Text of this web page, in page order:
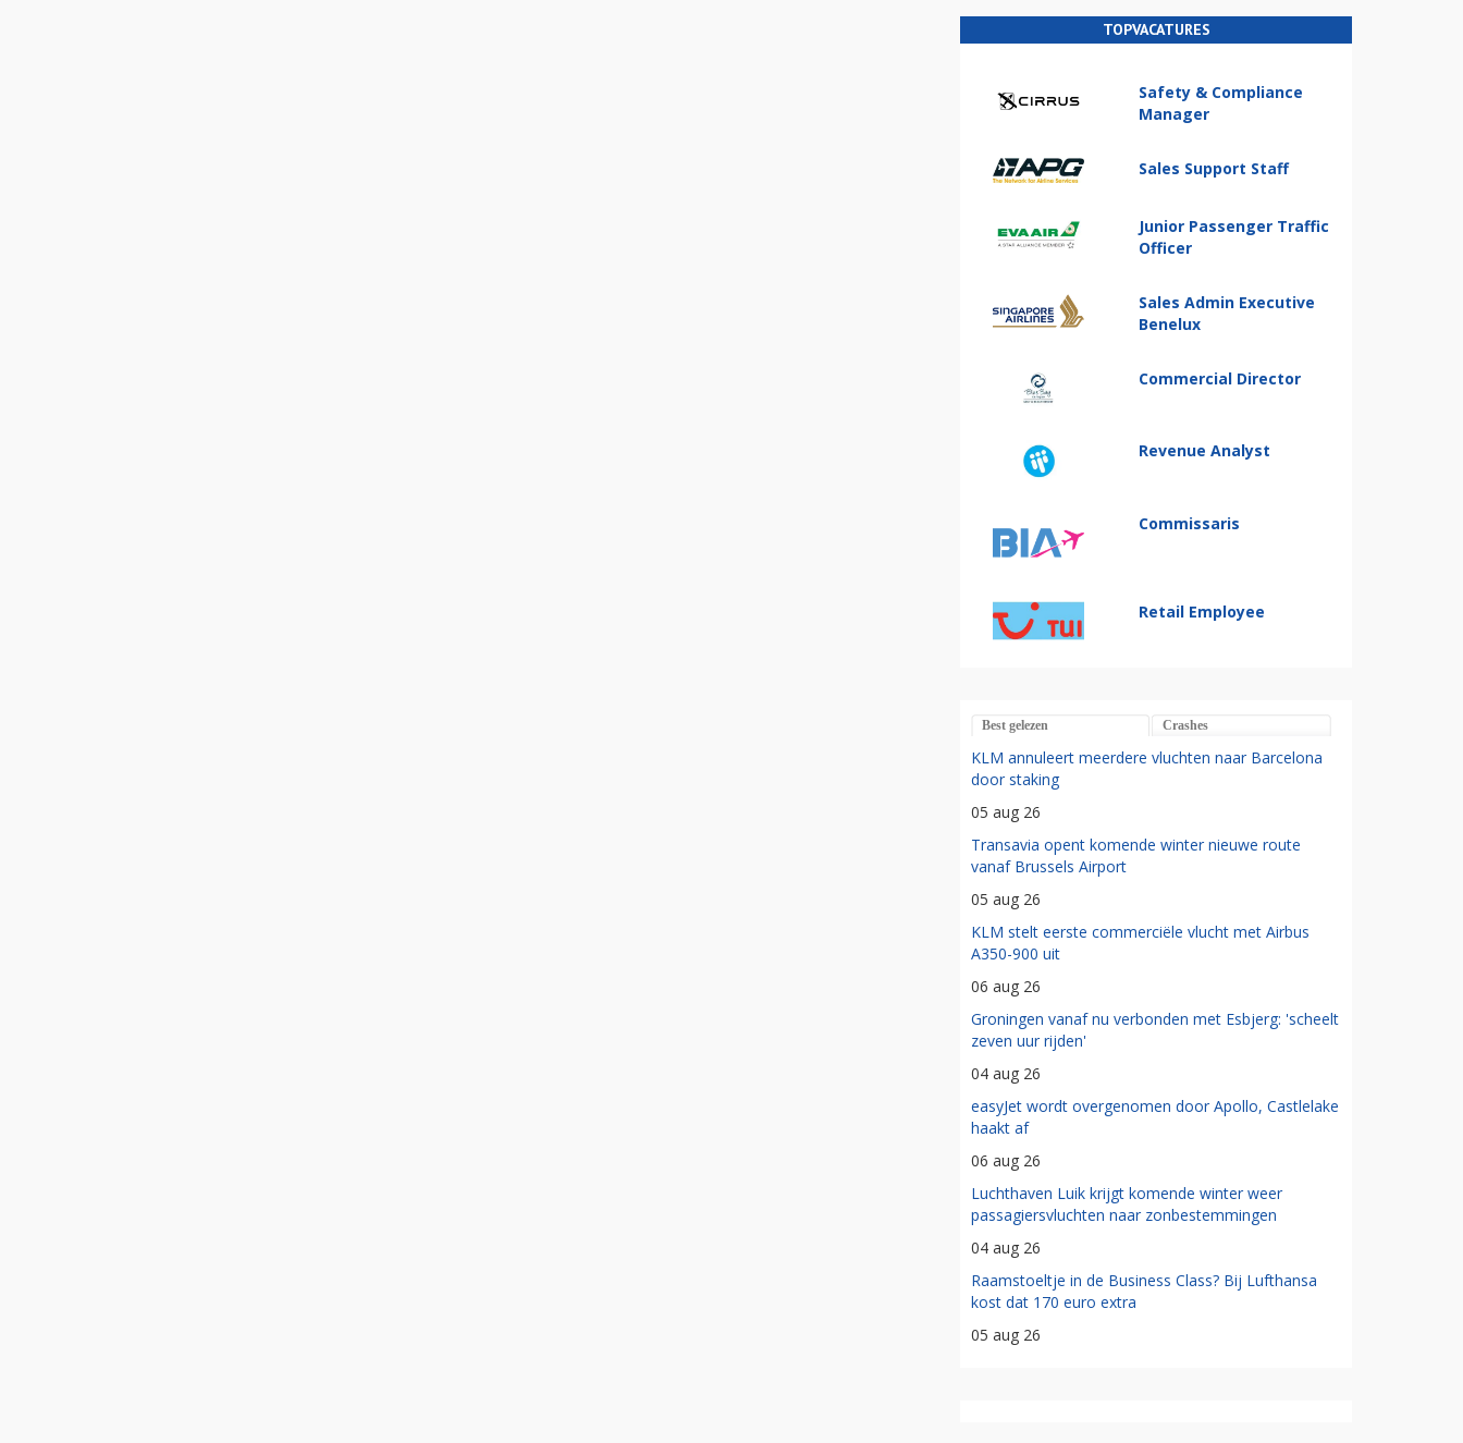
TOPVACATURES
Safety & Compliance
Manager
Sales Support Staff
Junior Passenger Traffic
Officer
Sales Admin Executive
Benelux
Commercial Director
Revenue Analyst
Commissaris
Retail Employee
Best gelezen Crashes
KLM annuleert meerdere vluchten naar Barcelona
door staking
05 aug 26
Transavia opent komende winter nieuwe route
vanaf Brussels Airport
05 aug 26
KLM stelt eerste commerciële vlucht met Airbus
A350-900 uit
06 aug 26
Groningen vanaf nu verbonden met Esbjerg: 'scheelt
zeven uur rijden'
04 aug 26
easyJet wordt overgenomen door Apollo, Castlelake
haakt af
06 aug 26
Luchthaven Luik krijgt komende winter weer
passagiersvluchten naar zonbestemmingen
04 aug 26
Raamstoeltje in de Business Class? Bij Lufthansa
kost dat 170 euro extra
05 aug 26